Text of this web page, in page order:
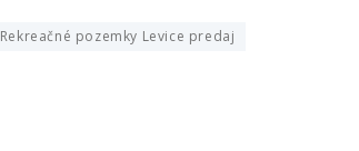
Rekreačné pozemky Levice predaj